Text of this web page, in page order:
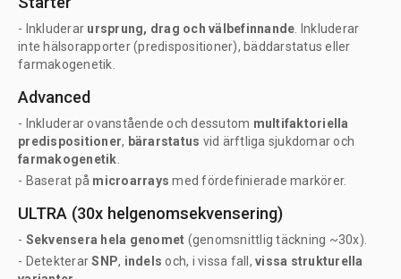
- Inkluderar ursprung, drag och välbefinnande. Inkluderar
inte hälsorapporter (predispositioner), bäddarstatus eller
farmakogenetik.
Advanced
- Inkluderar ovanstående och dessutom multifaktoriella
predispositioner, bärarstatus vid ärftliga sjukdomar och
farmakogenetik.
- Baserat på microarraysmed fördefinierade markörer.
ULTRA (30x helgenomsekvensering)
- Sekvensera hela genomet (genomsnittlig täckning ~30x).
- DetekterarSNP, indelsoch, i vissa fall, vissa strukturella